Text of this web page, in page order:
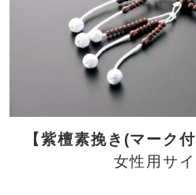
【紫檀素挽き(マーク
女性用サ